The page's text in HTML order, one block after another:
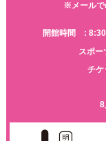
※メールで
開館時間 :
スポ
チケ